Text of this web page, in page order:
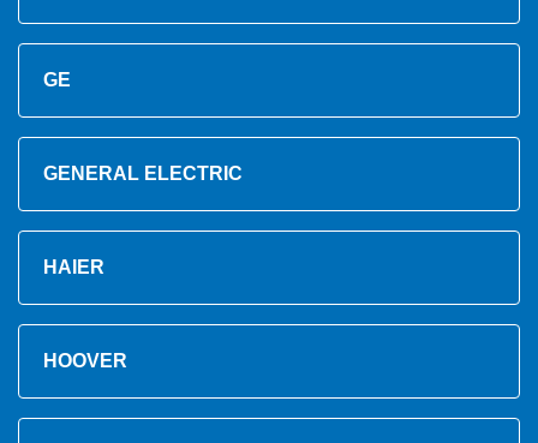
GE
GENERAL ELECTRIC
HAIER
HOOVER